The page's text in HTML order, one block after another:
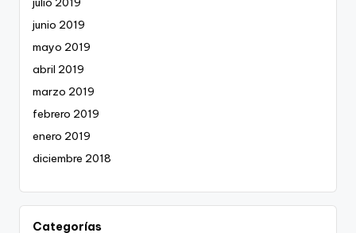
junio 2019
mayo 2019
abril 2019
marzo 2019
febrero 2019
enero 2019
diciembre 2018
Categorías